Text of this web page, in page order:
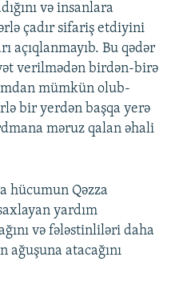
və insanlara
çadır sifariş etdiyini
açıqlanmayıb. Bu qədər
verilmədən birdən-birə
mümkün olub-
bir yerdən başqa yerə
məruz qalan əhali
hücumun Qəzza
yardım
və fələstinliləri daha
ağuşuna atacağını